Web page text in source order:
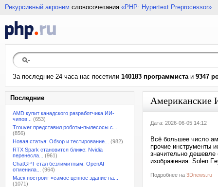
Рекурсивный акроним словосочетания «PHP: Hypertext Preprocessor»
За последние 24 часа нас посетили 140183 программистаи 9347
Последние
AMD купит канадского разработчика ИИ-
чипов...
(653)
Trouver представил роботы-пылесосы с...
(856)
Новая статья: Обзор и тестирование...
(982)
RTX Spark становится ближе: Nvidia
перенесла...
(961)
ChatGPT стал безлимитным: OpenAI
отменила...
(964)
Маск построит «самое ценное здание на...
(1071)
Американские
Дата: 2026-06-05 14:12
Всё большее число
прочие инструменты
значительно
изображения: Solen
Подробнее на 3Dnews.ru